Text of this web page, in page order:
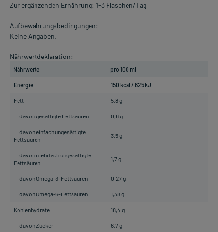
Zur ergänzenden Ernährung: 1-3 Flaschen/Tag
Aufbewahrungsbedingungen:
Keine Angaben.
Nährwertdeklaration:
Nährwerte pro 100 ml
Energie 150 kcal / 625 kJ
Fett 5,8 g
davon gesättigte Fettsäuren 0,6 g
davon einfach ungesättigte
Fettsäuren
3,5 g
davon mehrfach ungesättigte
Fettsäuren
1,7 g
davon Omega-3-Fettsäuren 0,27 g
davon Omega-6-Fettsäuren 1,38 g
Kohlenhydrate 18,4 g
davon Zucker 6,7 g